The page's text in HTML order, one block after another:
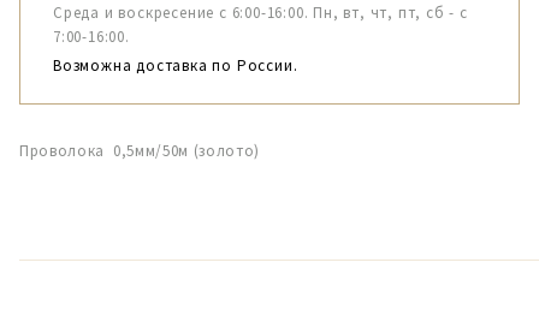
Среда и воскресение с 6:00-16:00. Пн, вт, чт, пт, сб - с
7:00-16:00.
Возможна доставка по России.
Проволока 0,5мм/50м (золото)